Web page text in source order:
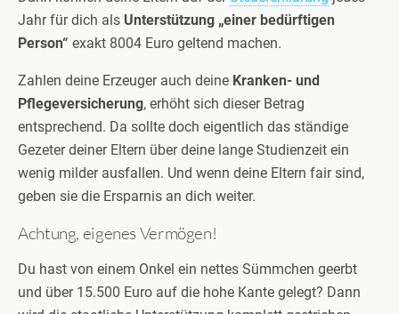
Jahr für dich als Unterstützung „einer bedürftigen
Person“ exakt 8004 Euro geltend machen.
Zahlen deine Erzeuger auch deine Kranken- und
Pflegeversicherung, erhöht sich dieser Betrag
entsprechend. Da sollte doch eigentlich das ständige
Gezeter deiner Eltern über deine lange Studienzeit ein
wenig milder ausfallen. Und wenn deine Eltern fair sind,
geben sie die Ersparnis an dich weiter.
Achtung, eigenes Vermögen!
Du hast von einem Onkel ein nettes Sümmchen geerbt
und über 15.500 Euro auf die hohe Kante gelegt? Dann